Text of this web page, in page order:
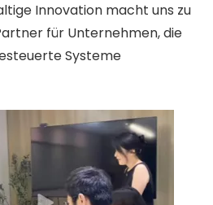
Innovation macht uns zu
für Unternehmen, die
Systeme